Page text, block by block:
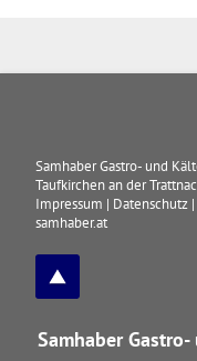
Samhaber Gastro- und
Taufkirchen an der
Impressum | Datenschutz
samhaber.at
Samhaber